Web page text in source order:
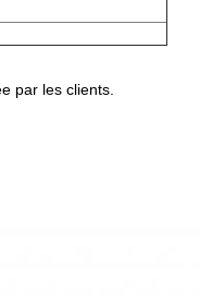
par les clients.